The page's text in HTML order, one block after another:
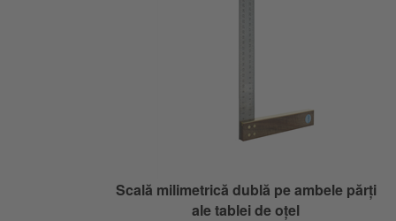
Scală milimetrică dublă pe ambele părți
ale tablei de oțel